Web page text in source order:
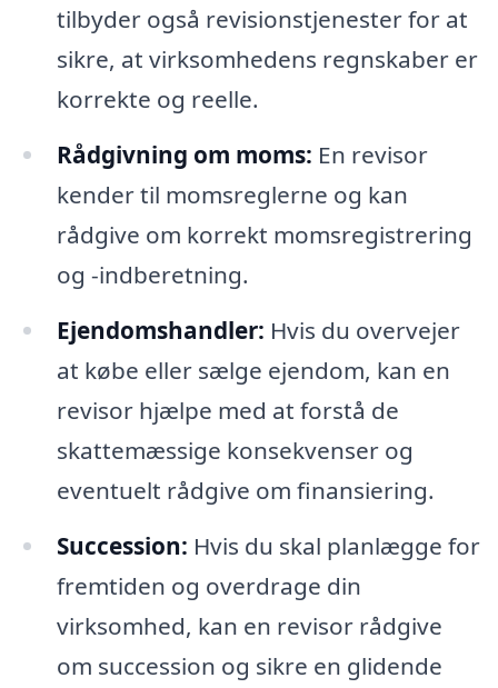
tilbyder også revisionstjenester for at
sikre, at virksomhedens regnskaber er
korrekte og reelle.
Rådgivning om moms: En revisor
kender til momsreglerne og kan
rådgive om korrekt momsregistrering
og -indberetning.
Ejendomshandler: Hvis du overvejer
at købe eller sælge ejendom, kan en
revisor hjælpe med at forstå de
skattemæssige konsekvenser og
eventuelt rådgive om finansiering.
Succession: Hvis du skal planlægge for
fremtiden og overdrage din
virksomhed, kan en revisor rådgive
om succession og sikre en glidende